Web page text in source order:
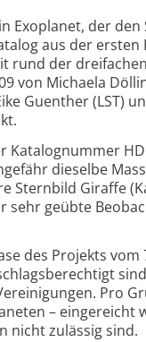
Exoplanet, der
aus der ersten
rund der
von Michaela
Guenther (LST)
Katalog­nummer
dieselbe
Sternbild Giraffe
sehr geübte
des Projekts
Pro
– eingereicht
nicht zulässig sind.